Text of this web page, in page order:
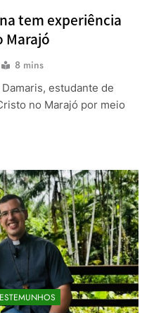
tem experiência
Marajó
8 mins
estudante de
no Marajó por meio